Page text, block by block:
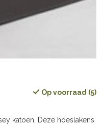
Op voorraad (5)
katoen. Deze hoeslakens